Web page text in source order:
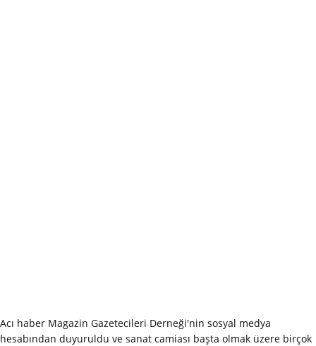
Acı haber Magazin Gazetecileri Derneği'nin sosyal medya
hesabından duyuruldu ve sanat camiası başta olmak üzere birçok